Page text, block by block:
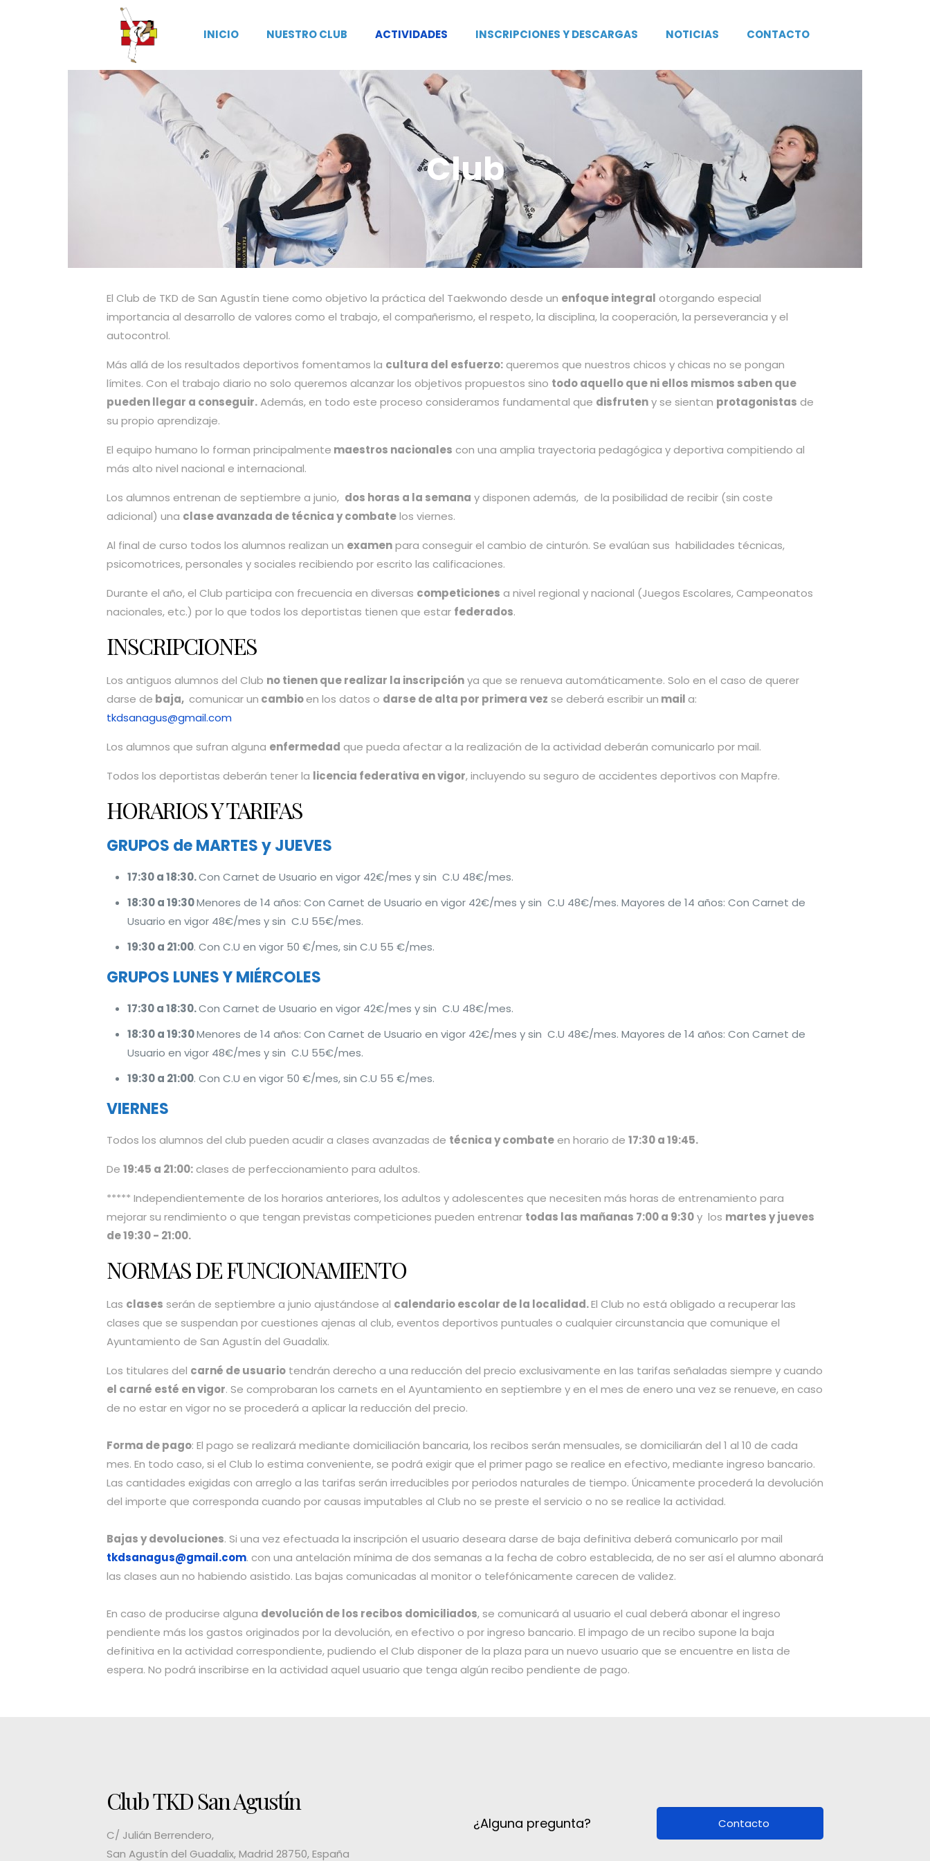
INICIO NUESTRO CLUB ACTIVIDADES INSCRIPCIONES Y DESCARGAS NOTICIAS CONTACTO
Club
El Club de TKD de San Agustín tiene como objetivo la práctica del Taekwondo desde un enfoque integral otorgando especial
importancia al desarrollo de valores como el trabajo, el compañerismo, el respeto, la disciplina, la cooperación, la perseverancia y el
autocontrol.
Más allá de los resultados deportivos fomentamos la cultura del esfuerzo:queremos que nuestros chicos y chicas no se pongan
límites. Con el trabajo diario no solo queremos alcanzar los objetivos propuestos sino todo aquello que ni ellos mismos saben que
pueden llegar a conseguir.Además, en todo este proceso consideramos fundamental que disfruteny se sientan protagonistas de
su propio aprendizaje.
El equipo humano lo forman principalmente maestros nacionales con una amplia trayectoria pedagógica y deportiva compitiendo al
más alto nivel nacional e internacional.
Los alumnos entrenan de septiembre a junio, dos horas a la semana y disponen además, de la posibilidad de recibir (sin coste
adicional) una clase avanzada de técnica y combatelos viernes.
Al final de curso todos los alumnos realizan un examenpara conseguir el cambio de cinturón. Se evalúan sus habilidades técnicas,
psicomotrices, personales y sociales recibiendo por escrito las calificaciones.
Durante el año, el Club participa con frecuencia en diversas competiciones a nivel regional y nacional (Juegos Escolares, Campeonatos
nacionales, etc.) por lo que todos los deportistas tienen que estar federados.
INSCRIPCIONES
Los antiguos alumnos del Club no tienen que realizar la inscripciónya que se renueva automáticamente. Solo en el caso de querer
darse de baja, comunicar un cambioen los datos o darse de alta por primera vez se deberá escribir un maila:
tkdsanagus@gmail.com
Los alumnos que sufran alguna enfermedad que pueda afectar a la realización de la actividad deberán comunicarlo por mail.
Todos los deportistas deberán tener la licencia federativa en vigor, incluyendo su seguro de accidentes deportivos con Mapfre.
HORARIOS Y TARIFAS
GRUPOS de MARTES y JUEVES
17:30 a 18:30.Con Carnet de Usuario en vigor 42€/mes y sin C.U 48€/mes.
18:30 a 19:30Menores de 14 años: Con Carnet de Usuario en vigor 42€/mes y sin C.U 48€/mes. Mayores de 14 años: Con Carnet de
Usuario en vigor 48€/mes y sin C.U 55€/mes.
19:30 a 21:00. Con C.U en vigor 50 €/mes, sin C.U 55 €/mes.
GRUPOS LUNES Y MIÉRCOLES
17:30 a 18:30.Con Carnet de Usuario en vigor 42€/mes y sin C.U 48€/mes.
18:30 a 19:30Menores de 14 años: Con Carnet de Usuario en vigor 42€/mes y sin C.U 48€/mes. Mayores de 14 años: Con Carnet de
Usuario en vigor 48€/mes y sin C.U 55€/mes.
19:30 a 21:00. Con C.U en vigor 50 €/mes, sin C.U 55 €/mes.
VIERNES
Todos los alumnos del club pueden acudir a clases avanzadas de técnica y combateen horario de 17:30 a 19:45.
De 19:45 a 21:00:clases de perfeccionamiento para adultos.
***** Independientemente de los horarios anteriores, los adultos y adolescentes que necesiten más horas de entrenamiento para
mejorar su rendimiento o que tengan previstas competiciones pueden entrenar todas las mañanas 7:00 a 9:30y los martes y jueves
de 19:30 - 21:00.
NORMAS DE FUNCIONAMIENTO
Las clases serán de septiembre a junio ajustándose al calendario escolar de la localidad.El Club no está obligado a recuperar las
clases que se suspendan por cuestiones ajenas al club, eventos deportivos puntuales o cualquier circunstancia que comunique el
Ayuntamiento de San Agustín del Guadalix.
Los titulares del carné de usuario tendrán derecho a una reducción del precio exclusivamente en las tarifas señaladas siempre y cuando
el carné esté en vigor. Se comprobaran los carnets en el Ayuntamiento en septiembre y en el mes de enero una vez se renueve, en caso
de no estar en vigor no se procederá a aplicar la reducción del precio.
Forma de pago: El pago se realizará mediante domiciliación bancaria, los recibos serán mensuales, se domiciliarán del 1 al 10 de cada
mes. En todo caso, si el Club lo estima conveniente, se podrá exigir que el primer pago se realice en efectivo, mediante ingreso bancario.
Las cantidades exigidas con arreglo a las tarifas serán irreducibles por periodos naturales de tiempo. Únicamente procederá la devolución
del importe que corresponda cuando por causas imputables al Club no se preste el servicio o no se realice la actividad.
Bajas y devoluciones. Si una vez efectuada la inscripción el usuario deseara darse de baja definitiva deberá comunicarlo por mail
tkdsanagus@gmail.com. con una antelación mínima de dos semanas a la fecha de cobro establecida, de no ser así el alumno abonará
las clases aun no habiendo asistido. Las bajas comunicadas al monitor o telefónicamente carecen de validez.
En caso de producirse alguna devolución de los recibos domiciliados, se comunicará al usuario el cual deberá abonar el ingreso
pendiente más los gastos originados por la devolución, en efectivo o por ingreso bancario. El impago de un recibo supone la baja
definitiva en la actividad correspondiente, pudiendo el Club disponer de la plaza para un nuevo usuario que se encuentre en lista de
espera. No podrá inscribirse en la actividad aquel usuario que tenga algún recibo pendiente de pago.
Club TKD San Agustín
C/ Julián Berrendero,
San Agustín del Guadalix, Madrid 28750, España
¿Alguna pregunta? Contacto